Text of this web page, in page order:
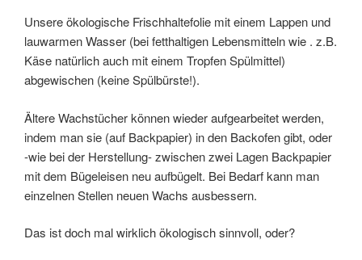
Unsere ökologische Frischhaltefolie mit einem Lappen und
lauwarmen Wasser (bei fetthaltigen Lebensmitteln wie . z.B.
Käse natürlich auch mit einem Tropfen Spülmittel)
abgewischen (keine Spülbürste!).
Ältere Wachstücher können wieder aufgearbeitet werden,
indem man sie (auf Backpapier) in den Backofen gibt, oder
-wie bei der Herstellung- zwischen zwei Lagen Backpapier
mit dem Bügeleisen neu aufbügelt. Bei Bedarf kann man
einzelnen Stellen neuen Wachs ausbessern.
Das ist doch mal wirklich ökologisch sinnvoll, oder?